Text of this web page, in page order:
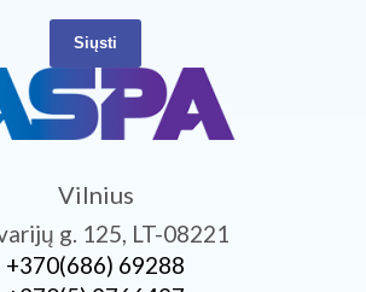
Siųsti
Vilnius
g. 125, LT-08221
+370­(686) 69288